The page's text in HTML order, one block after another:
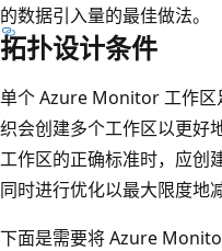
的数据引入量的最佳做法。
拓扑设计条件
单个 Azure Monitor 工作区
织会创建多个工作区以更好
工作区的正确标准时，应创
同时进行优化以最大限度地
下面是需要将 Azure